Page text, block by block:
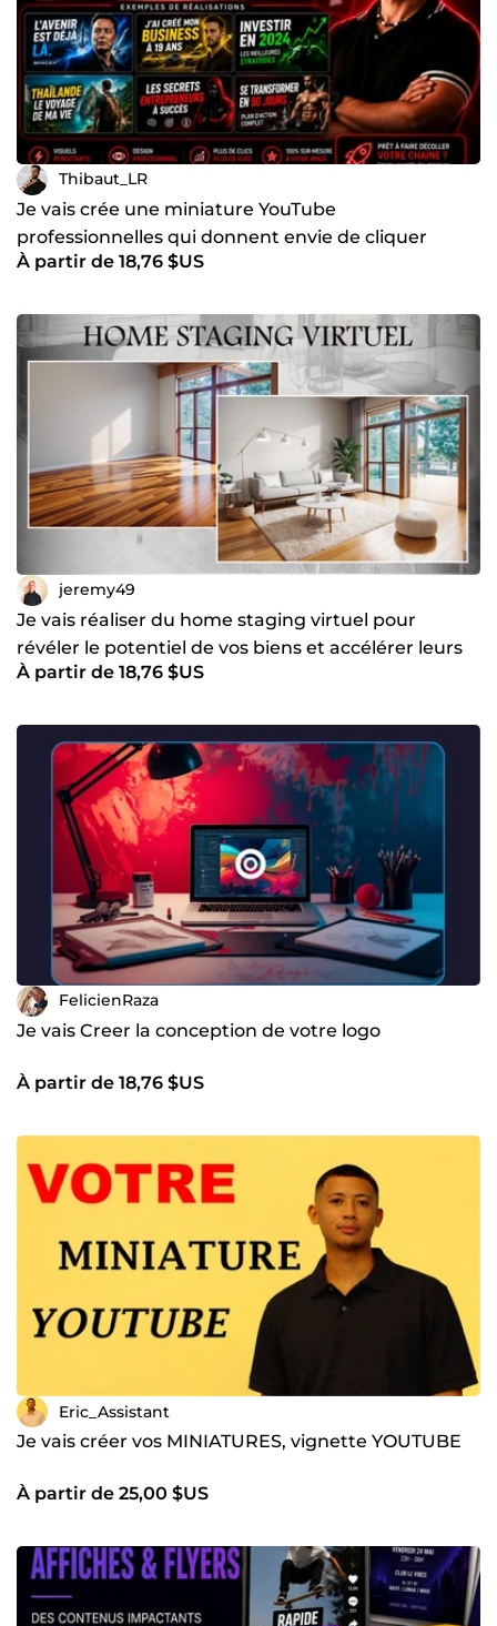
Thibaut_LR
Je vais crée une miniature YouTube
professionnelles qui donnent envie de cliquer
À partir de 18,76 $US
jeremy49
Je vais réaliser du home staging virtuel pour
révéler le potentiel de vos biens et accélérer leurs
ventes
À partir de 18,76 $US
FelicienRaza
Je vais Creer la conception de votre logo
À partir de 18,76 $US
Eric_Assistant
Je vais créer vos MINIATURES, vignette YOUTUBE
À partir de 25,00 $US